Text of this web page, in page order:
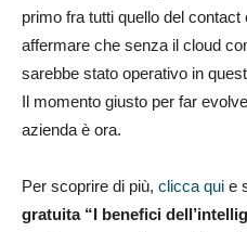
primo fra tutti quello del
affermare che senza il cloud
sarebbe stato operativo in
Il momento giusto per far
azienda è ora.
Per scoprire di più, clicca qui e
gratuita “I benefici